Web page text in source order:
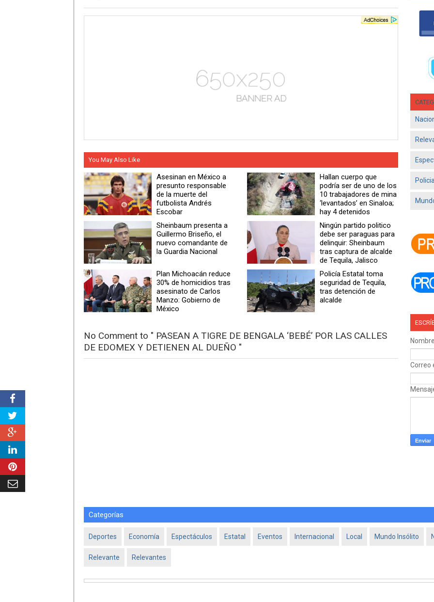
You May Also Like
Asesinan en México a
presunto responsable
de la muerte del
futbolista Andrés
Escobar
Hallan cuerpo que
podría ser de uno de los
10 trabajadores de mina
‘levantados’ en Sinaloa;
hay 4 detenidos
Sheinbaum presenta a
Guillermo Briseño, el
nuevo comandante de
la Guardia Nacional
Ningún partido politico
debe ser paraguas para
delinquir: Sheinbaum
tras captura de alcalde
de Tequila, Jalisco
Plan Michoacán reduce
30% de homicidios tras
asesinato de Carlos
Manzo: Gobierno de
México
Policía Estatal toma
seguridad de Tequila,
tras detención de
alcalde
No Comment to " PASEAN A TIGRE DE BENGALA ‘BEBÉ’ POR LAS CALLES
DE EDOMEX Y DETIENEN AL DUEÑO "
en
Jun
- El
Nombre
Correo
Categorías
Deportes Economía Espectáculos Estatal Eventos Internacional Local Mundo Insólito
Relevante Relevantes